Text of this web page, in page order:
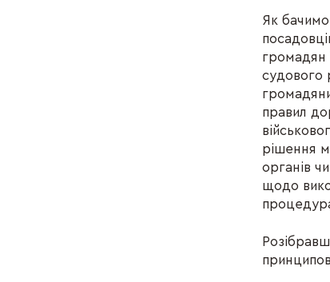
Як
громадян
судового
правил
рішення
органів
щодо